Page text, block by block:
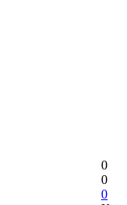
0
0
0